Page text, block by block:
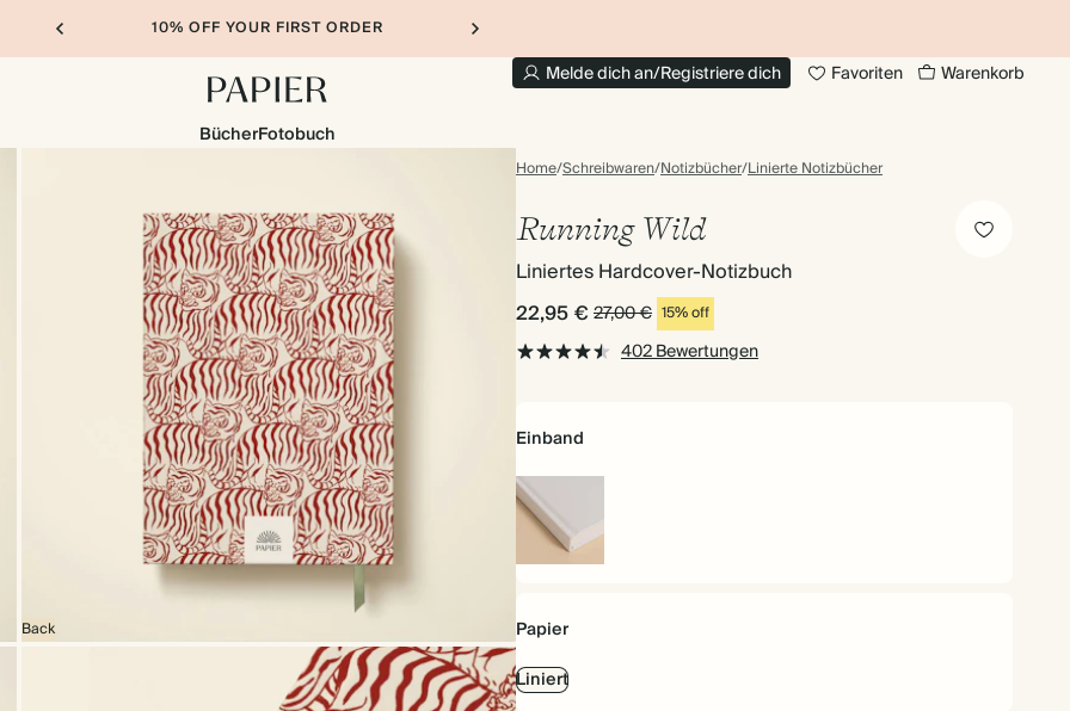
10% OFF YOUR FIRST ORDER
Melde dich an/Registriere dich Favoriten Warenkorb
BücherFotobuch
Home/Schreibwaren/Notizbücher/Linierte Notizbücher
Back
Running Wild
Liniertes Hardcover-Notizbuch
22,95 € 27,00 € 15% off
402 Bewertungen
Einband
Hardcover
Papier
Liniert